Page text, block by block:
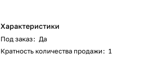
Характеристики
Под заказ: Да
Кратность количества продажи: 1